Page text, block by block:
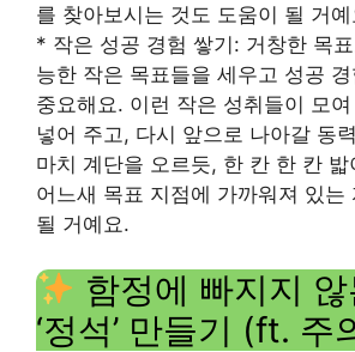
를 찾아보시는 것도 도움이 될 거예
* 작은 성공 경험 쌓기: 거창한 목
능한 작은 목표들을 세우고 성공
중요해요. 이런 작은 성취들이 모
넣어 주고, 다시 앞으로 나아갈 동
마치 계단을 오르듯, 한 칸 한 칸 밟
어느새 목표 지점에 가까워져 있는
될 거예요.
함정에 빠지지
‘정석’ 만들기 (ft. 주